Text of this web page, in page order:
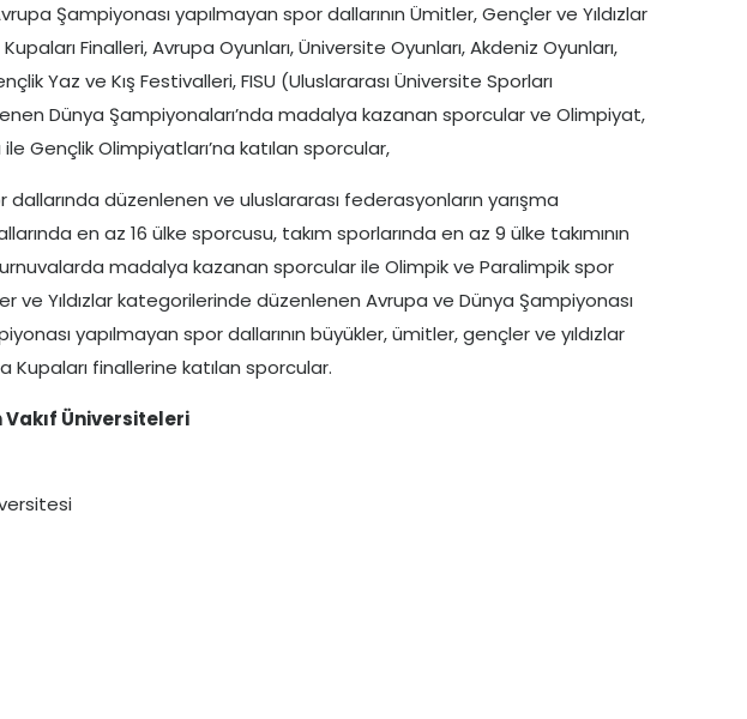
Şampiyonası yapılmayan spor dallarının Ümitler, Gençler ve Yıldızlar
Finalleri, Avrupa Oyunları, Üniversite Oyunları, Akdeniz Oyunları,
Yaz ve Kış Festivalleri, FISU (Uluslararası Üniversite Sporları
Dünya Şampiyonaları’nda madalya kazanan sporcular ve Olimpiyat,
Gençlik Olimpiyatları’na katılan sporcular,
düzenlenen ve uluslararası federasyonların yarışma
en az 16 ülke sporcusu, takım sporlarında en az 9 ülke takımının
turnuvalarda madalya kazanan sporcular ile Olimpik ve Paralimpik spor
ve Yıldızlar kategorilerinde düzenlenen Avrupa ve Dünya Şampiyonası
yapılmayan spor dallarının büyükler, ümitler, gençler ve yıldızlar
finallerine katılan sporcular.
Üniversiteleri